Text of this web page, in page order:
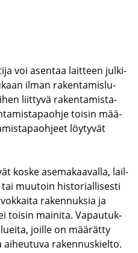
voi asen­taa lait­teen jul­ki­
ilman ra­ken­ta­mis­lu­
liit­ty­vä ra­ken­ta­mis­ta­
toi­sin mää­
löy­ty­vät
koske ase­ma­kaa­val­la, lail­
muu­toin his­to­rial­li­ses­ti
ra­ken­nuk­sia ja
toi­sin mai­ni­ta. Va­pau­tuk­
joil­le on mää­rät­ty
ai­heu­tu­va ra­ken­nus­kiel­to.